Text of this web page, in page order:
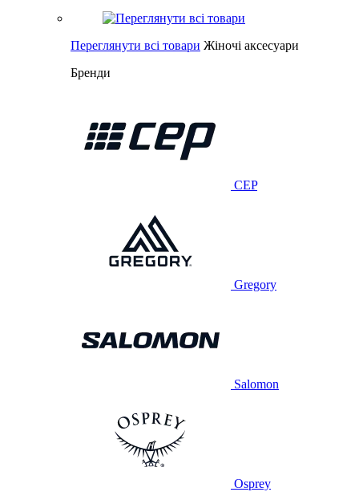
Переглянути всі товари Жіночі аксесуари
Бренди
CEP
Gregory
Salomon
Osprey